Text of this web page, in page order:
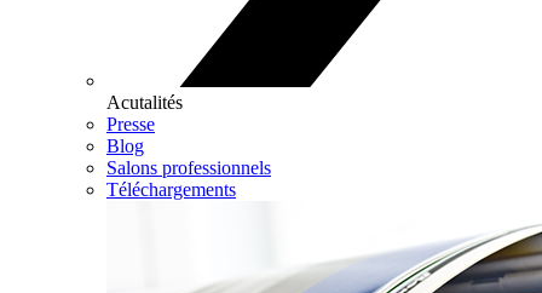
Acutalités
Presse
Blog
Salons professionnels
Téléchargements